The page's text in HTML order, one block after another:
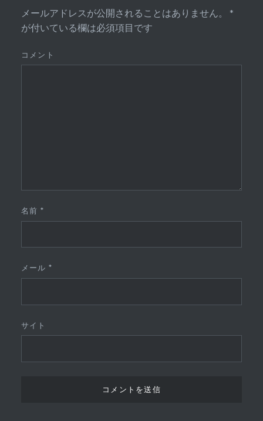
メールアドレスが公開されることはありません。
*
が付いている欄は必須項目です
コメント
名前 *
メール*
サイト